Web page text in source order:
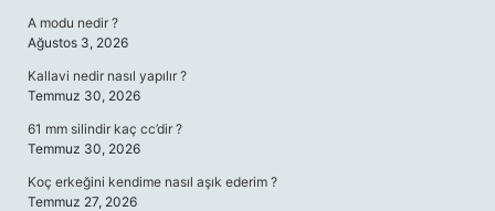
A modu nedir ?
Ağustos 3, 2026
Kallavi nedir nasıl yapılır ?
Temmuz 30, 2026
61 mm silindir kaç cc’dir ?
Temmuz 30, 2026
Koç erkeğini kendime nasıl aşık ederim ?
Temmuz 27, 2026